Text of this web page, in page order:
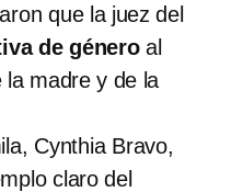
que la juez del
de géneroal
la madre y de la
Cynthia Bravo,
claro del